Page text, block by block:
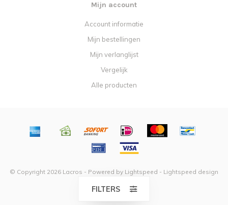
Mijn account
Account informatie
Mijn bestellingen
Mijn verlanglijst
Vergelijk
Alle producten
© Copyright 2026 Lacros - Powered by Lightspeed - Lightspeed design
byDyvelopment
FILTERS